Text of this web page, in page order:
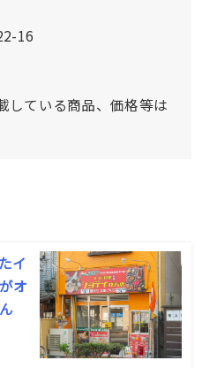
16
している商品、価格等は
イ
オ